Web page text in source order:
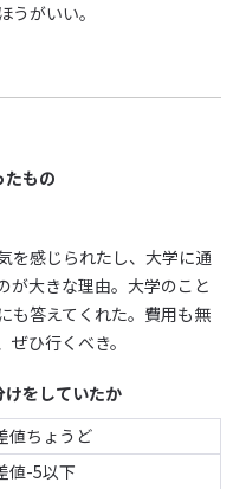
がいい。
たもの
を感じられたし、大学に通
が大きな理由。大学のこと
も答えてくれた。費用も無
ひ行くべき。
をしていたか
値ちょうど
値-5以下